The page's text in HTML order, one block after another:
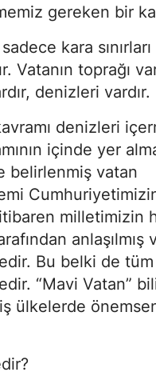
gereken bir
kara
Vatanın toprağı
denizleri vardır.
denizleri
içinde yer
belirlenmiş vatan
milletimizin
anlaşılmış
Bu belki de tüm
“Mavi Vatan”
ülkelerde